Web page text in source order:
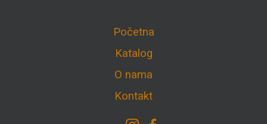
Početna
Katalog
O nama
Kontakt